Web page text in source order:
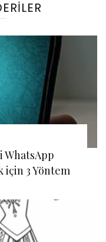
WhatsApp
3 Yöntem